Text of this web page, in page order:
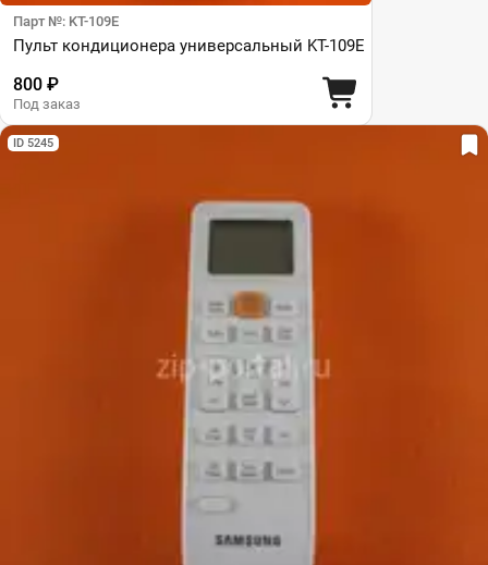
Парт №: KT-109E
Пульт кондиционера универсальный KT-109E
800 ₽
Под заказ
ID 5245